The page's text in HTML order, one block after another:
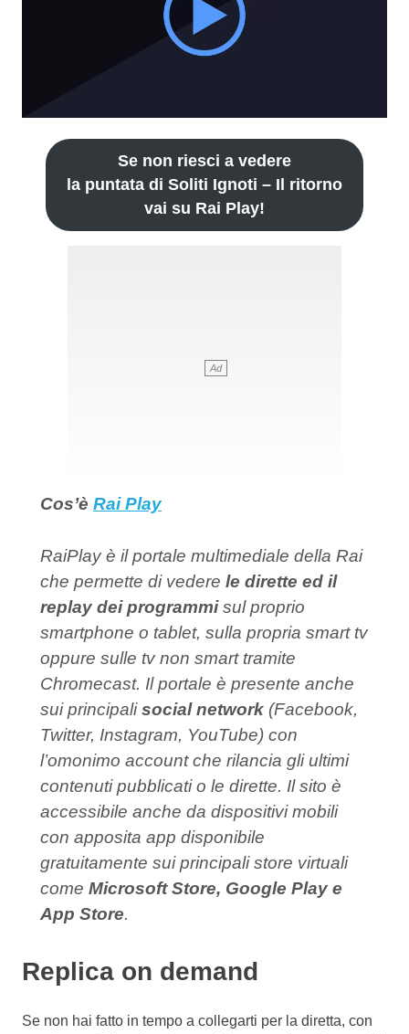
Se non riesci a vedere
la puntata di Soliti Ignoti – Il ritorno
vai su Rai Play!
Cos’è Rai Play
RaiPlay è il portale multimediale della Rai
che permette di vedere le dirette ed il
replay dei programmisul proprio
smartphone o tablet, sulla propria smart tv
oppure sulle tv non smart tramite
Chromecast. Il portale è presente anche
sui principalisocial network (Facebook,
Twitter, Instagram, YouTube) con
l’omonimo account che rilancia gli ultimi
contenuti pubblicati o le dirette. Il sito è
accessibile anche da dispositivi mobili
con apposita app disponibile
gratuitamente sui principali store virtuali
come Microsoft Store, Google Play e
App Store.
Replica on demand
Se non hai fatto in tempo a collegarti per la diretta, con